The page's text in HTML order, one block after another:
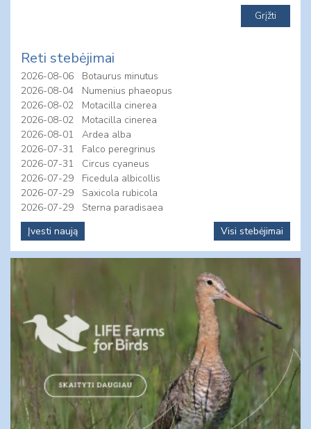
Reti stebėjimai
2026-08-06
Botaurus minutus
2026-08-04
Numenius phaeopus
2026-08-02
Motacilla cinerea
2026-08-02
Motacilla cinerea
2026-08-01
Ardea alba
2026-07-31
Falco peregrinus
2026-07-31
Circus cyaneus
2026-07-29
Ficedula albicollis
2026-07-29
Saxicola rubicola
2026-07-29
Sterna paradisaea
Įvesti naują
Visi stebėjimai